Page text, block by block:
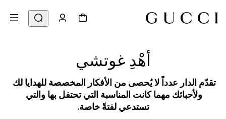
أهْدِ غوتشي
تقدّم الدار عدداً لا يُحصى من الأفكار المخصصة للهدايا لك
ولأحبائك مهما كانت المناسبة التي تحتفل بها والتي
تستدعي لفتةً خاصة.